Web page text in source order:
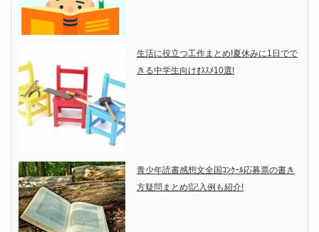
生活に役立つ工作まとめ!夏休みに1日でで
きる中学生向けｵｽｽﾒ10選!
青少年読書感想文全国ｺﾝｸｰﾙ応募票の書き
方疑問まとめ!記入例も紹介!